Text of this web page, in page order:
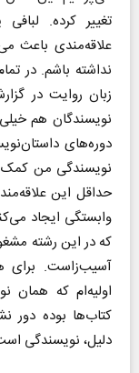
تغییر کرده.
علاقه‌مندی باعث
نداشته باشم. در
زبان روایت در
نویسندگان هم
دوره‌های
نویسندگی من کمک
حداقل این
وابستگی‌ ایجاد
که در این رشته
آسیب‌زاست. برای
اولیه‌ام که
کتاب‌ها بوده دور
دلیل، نویسندگی